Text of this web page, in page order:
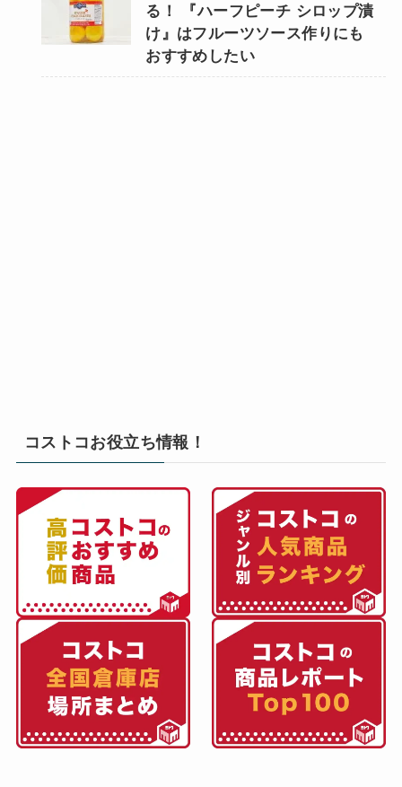
る！ 『ハーフピーチ シロップ漬
け』はフルーツソース作りにも
おすすめしたい
コストコお役立ち情報！